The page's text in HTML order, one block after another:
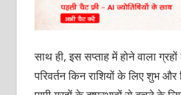
साथ ही, इस सप्ताह में होने वाला
परिवर्तन किन राशियों के लिए शुभ